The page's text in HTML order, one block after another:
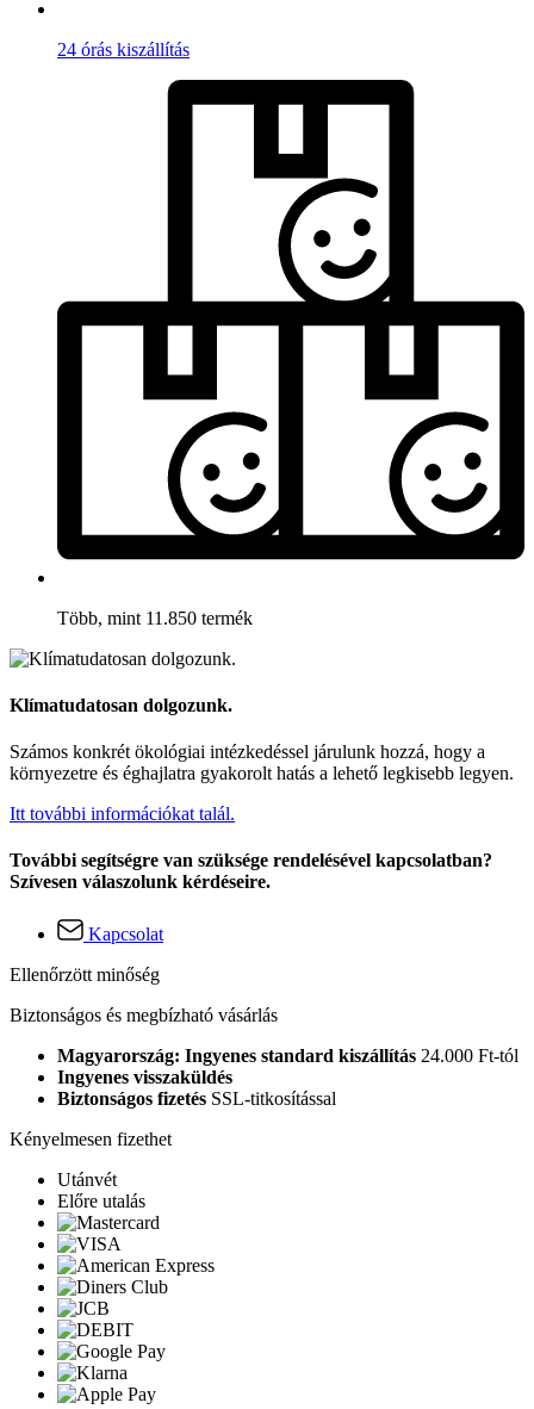
24 órás kiszállítás
Több, mint 11.850 termék
Klímatudatosan dolgozunk.
Számos konkrét ökológiai intézkedéssel járulunk hozzá, hogy a
környezetre és éghajlatra gyakorolt hatás a lehető legkisebb legyen.
Itt további információkat talál.
További segítségre van szüksége rendelésével kapcsolatban?
Szívesen válaszolunk kérdéseire.
Kapcsolat
Ellenőrzött minőség
Biztonságos és megbízható vásárlás
Magyarország: Ingyenes standard kiszállítás 24.000 Ft-tól
Ingyenes visszaküldés
Biztonságos fizetés SSL-titkosítással
Kényelmesen fizethet
Utánvét
Előre utalás